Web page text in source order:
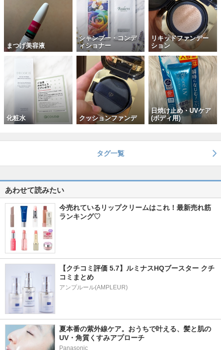
まつげ美容液
シャンプー・コンデ
ィショナー
リキッドファンデー
ション
化粧水 クッションファンデ
日焼け止め・UVケア
(ボディ用)
タグ一覧
あわせて読みたい
今売れているリップクリームはこれ！最新売れ筋
ランキング♡
【クチコミ評価 5.7】ルミナスHQブースター クチ
コミまとめ
アンプルール(AMPLEUR)
夏本番の紫外線ケア。おうちで叶える、髪と肌の
UV・角質くすみアプローチ
Panasonic